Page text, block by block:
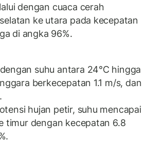
dengan cuaca cerah
ke utara pada kecepatan
di angka 96%.
suhu antara 24°C hingga
berkecepatan 1.1 m/s, dan
hujan petir, suhu mencapai
timur dengan kecepatan 6.8